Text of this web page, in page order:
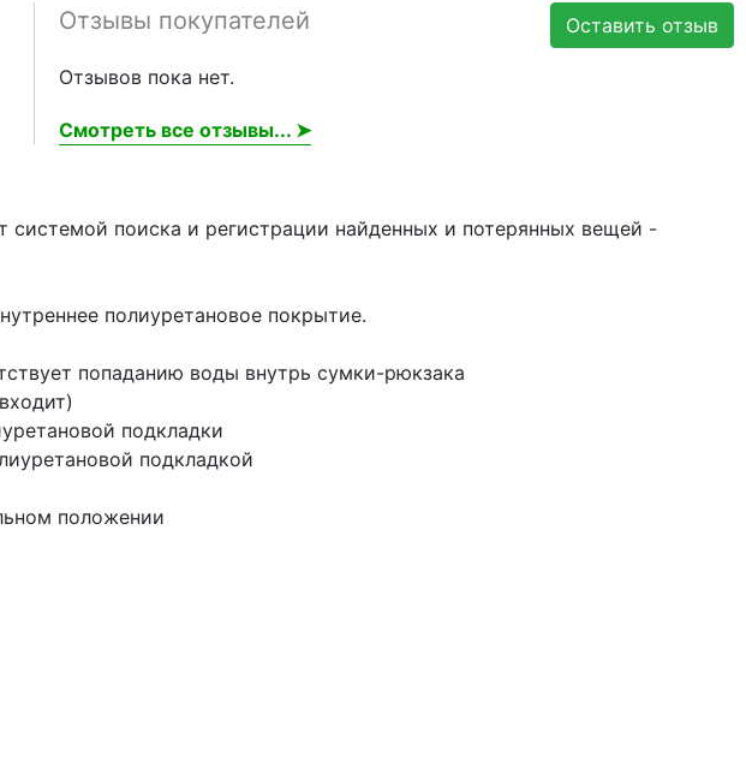
Оставить отзыв
Отзывы покупателей
Отзывов пока нет.
Смотреть все отзывы... ➤
поиска и регистрации найденных и потерянных вещей -
полиуретановое покрытие.
попаданию воды внутрь сумки-рюкзака
подкладки
подкладкой
положении